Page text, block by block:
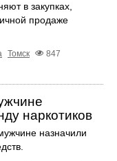
в закупках,
продаже
Томск
847
наркотиков
назначили